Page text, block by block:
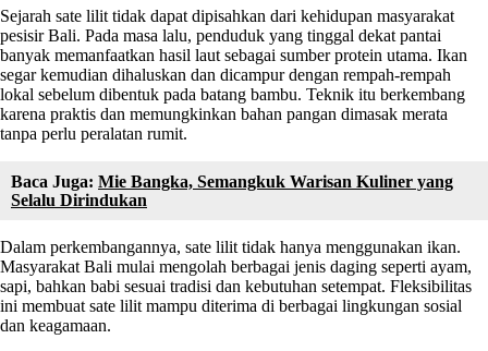
Sejarah sate lilit tidak dapat dipisahkan dari kehidupan masyarakat
pesisir Bali. Pada masa lalu, penduduk yang tinggal dekat pantai
banyak memanfaatkan hasil laut sebagai sumber protein utama. Ikan
segar kemudian dihaluskan dan dicampur dengan rempah-rempah
lokal sebelum dibentuk pada batang bambu. Teknik itu berkembang
karena praktis dan memungkinkan bahan pangan dimasak merata
tanpa perlu peralatan rumit.
Baca Juga: Mie Bangka, Semangkuk Warisan Kuliner yang
Selalu Dirindukan
Dalam perkembangannya, sate lilit tidak hanya menggunakan ikan.
Masyarakat Bali mulai mengolah berbagai jenis daging seperti ayam,
sapi, bahkan babi sesuai tradisi dan kebutuhan setempat. Fleksibilitas
ini membuat sate lilit mampu diterima di berbagai lingkungan sosial
dan keagamaan.